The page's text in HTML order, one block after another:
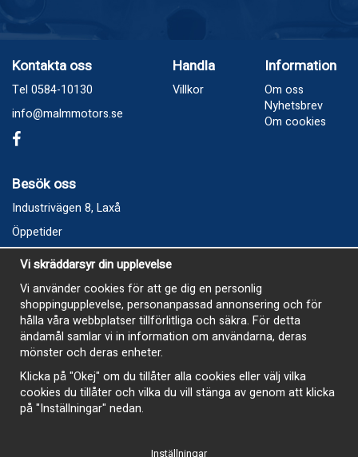
Kontakta oss
Tel 0584-10130
info@malmmotors.se
Handla
Villkor
Information
Om oss
Nyhetsbrev
Om cookies
Besök oss
Industrivägen 8, Laxå
Öppetider
Vecka 32
Måndag kl 9-12, kl 13 - 15
Onsdag kl 9-12, kl 13 - 15
Tisdag, Tordag och Fredag stängt
E-Handelsbutiken är öppen och paket skickas hela
sommaren
Vi skräddarsyr din upplevelse
Vi använder cookies för att ge dig en personlig
shoppingupplevelse, personanpassad annonsering och för
hålla våra webbplatser tillförlitliga och säkra. För detta
ändamål samlar vi in information om användarna, deras
mönster och deras enheter.
Klicka på "Okej" om du tillåter alla cookies eller välj vilka
cookies du tillåter och vilka du vill stänga av genom att klicka
på "Inställningar" nedan.
Inställningar